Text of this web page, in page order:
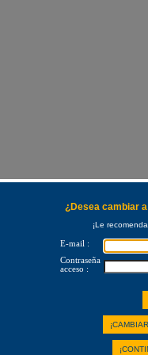
¿Desea cambiar
¡Le
E-mail :
Contraseña
acceso :